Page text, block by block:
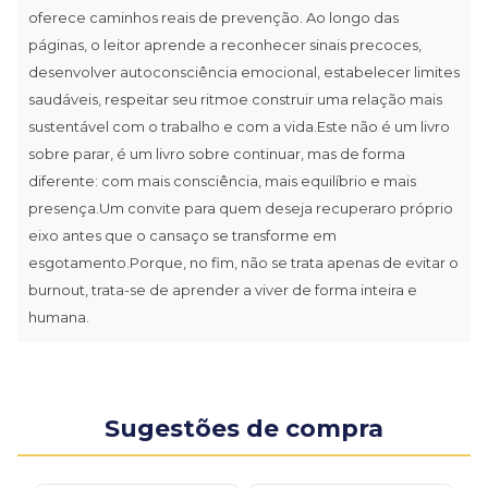
oferece caminhos reais de prevenção. Ao longo das
páginas, o leitor aprende a reconhecer sinais precoces,
desenvolver autoconsciência emocional, estabelecer limites
saudáveis, respeitar seu ritmoe construir uma relação mais
sustentável com o trabalho e com a vida.Este não é um livro
sobre parar, é um livro sobre continuar, mas de forma
diferente: com mais consciência, mais equilíbrio e mais
presença.Um convite para quem deseja recuperaro próprio
eixo antes que o cansaço se transforme em
esgotamento.Porque, no fim, não se trata apenas de evitar o
burnout, trata-se de aprender a viver de forma inteira e
humana.
Sugestões de compra